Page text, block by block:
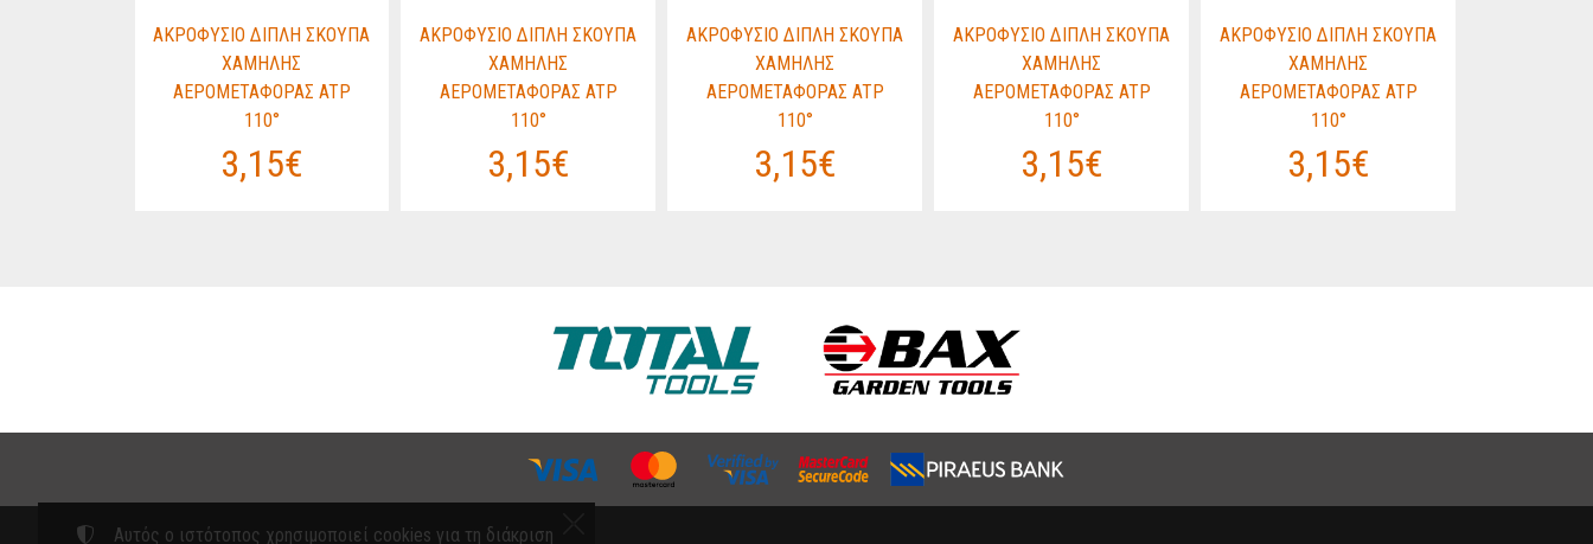
ΑΚΡΟΦΥΣΙΟ ΔΙΠΛΗ ΣΚΟΥΠΑ
ΧΑΜΗΛΗΣ
ΑΕΡΟΜΕΤΑΦΟΡΑΣ ATP
110°
3,15€
ΑΚΡΟΦΥΣΙΟ ΔΙΠΛΗ ΣΚΟΥΠΑ
ΧΑΜΗΛΗΣ
ΑΕΡΟΜΕΤΑΦΟΡΑΣ ATP
110°
3,15€
ΑΚΡΟΦΥΣΙΟ ΔΙΠΛΗ ΣΚΟΥΠΑ
ΧΑΜΗΛΗΣ
ΑΕΡΟΜΕΤΑΦΟΡΑΣ ATP
110°
3,15€
ΑΚΡΟΦΥΣΙΟ ΔΙΠΛΗ ΣΚΟΥΠΑ
ΧΑΜΗΛΗΣ
ΑΕΡΟΜΕΤΑΦΟΡΑΣ ATP
110°
3,15€
ΑΚΡΟΦΥΣΙΟ ΔΙΠΛΗ ΣΚΟΥΠΑ
ΧΑΜΗΛΗΣ
ΑΕΡΟΜΕΤΑΦΟΡΑΣ ATP
110°
3,15€
Αυτός ο ιστότοπος χρησιμοποιεί cookies για τη διάκριση